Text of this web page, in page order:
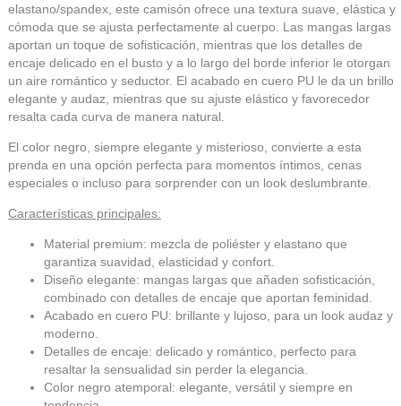
elastano/spandex, este camisón ofrece una textura suave, elástica y
cómoda que se ajusta perfectamente al cuerpo. Las mangas largas
aportan un toque de sofisticación, mientras que los detalles de
encaje delicado en el busto y a lo largo del borde inferior le otorgan
un aire romántico y seductor. El acabado en cuero PU le da un brillo
elegante y audaz, mientras que su ajuste elástico y favorecedor
resalta cada curva de manera natural.
El color negro, siempre elegante y misterioso, convierte a esta
prenda en una opción perfecta para momentos íntimos, cenas
especiales o incluso para sorprender con un look deslumbrante.
Características principales:
Material premium: mezcla de poliéster y elastano que
garantiza suavidad, elasticidad y confort.
Diseño elegante: mangas largas que añaden sofisticación,
combinado con detalles de encaje que aportan feminidad.
Acabado en cuero PU: brillante y lujoso, para un look audaz y
moderno.
Detalles de encaje: delicado y romántico, perfecto para
resaltar la sensualidad sin perder la elegancia.
Color negro atemporal: elegante, versátil y siempre en